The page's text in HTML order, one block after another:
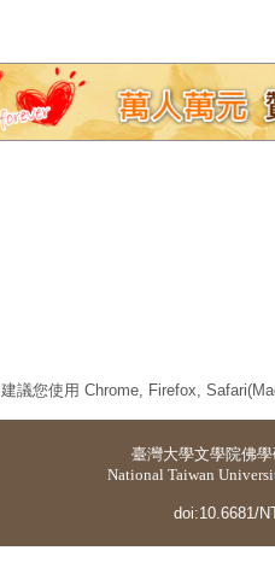
建議您使用 Chrome, Firefox,
臺灣大學文學院佛
National Taiwan
doi:10.6681/